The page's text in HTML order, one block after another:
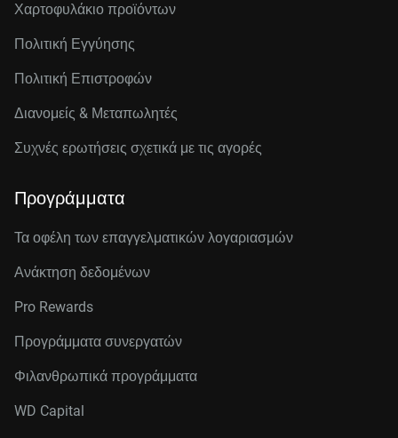
Χαρτοφυλάκιο προϊόντων
Πολιτική Εγγύησης
Πολιτική Επιστροφών
Διανομείς & Μεταπωλητές
Συχνές ερωτήσεις σχετικά με τις αγορές
Προγράμματα
Τα οφέλη των επαγγελματικών λογαριασμών
Ανάκτηση δεδομένων
Pro Rewards
Προγράμματα συνεργατών
Φιλανθρωπικά προγράμματα
WD Capital